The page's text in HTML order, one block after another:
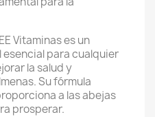
Vitaminas es un
para cualquier
la salud y
Su fórmula
a las abejas
prosperar.